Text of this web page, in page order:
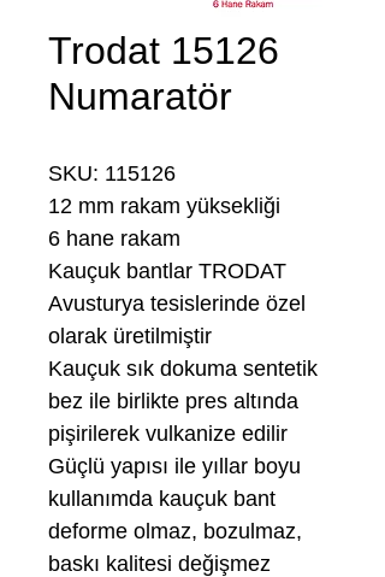
Trodat 15126
Numaratör
SKU: 115126
12 mm rakam yüksekliği
6 hane rakam
Kauçuk bantlar TRODAT
Avusturya tesislerinde özel
olarak üretilmiştir
Kauçuk sık dokuma sentetik
bez ile birlikte pres altında
pişirilerek vulkanize edilir
Güçlü yapısı ile yıllar boyu
kullanımda kauçuk bant
deforme olmaz, bozulmaz,
baskı kalitesi değişmez